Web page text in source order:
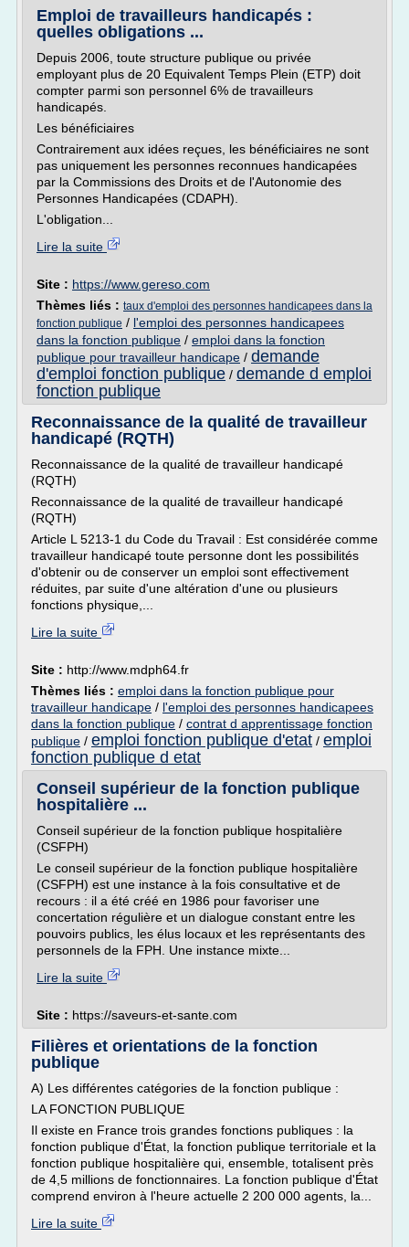
Emploi de travailleurs handicapés :
quelles obligations ...
Depuis 2006, toute structure publique ou privée
employant plus de 20 Equivalent Temps Plein (ETP) doit
compter parmi son personnel 6% de travailleurs
handicapés.
Les bénéficiaires
Contrairement aux idées reçues, les bénéficiaires ne sont
pas uniquement les personnes reconnues handicapées
par la Commissions des Droits et de l'Autonomie des
Personnes Handicapées (CDAPH).
L'obligation...
Lire la suite
Site : https://www.gereso.com
Thèmes liés : taux d'emploi des personnes handicapees dans la
fonction publique / l'emploi des personnes handicapees
dans la fonction publique / emploi dans la fonction
publique pour travailleur handicape / demande
d'emploi fonction publique / demande d emploi
fonction publique
Reconnaissance de la qualité de travailleur
handicapé (RQTH)
Reconnaissance de la qualité de travailleur handicapé
(RQTH)
Reconnaissance de la qualité de travailleur handicapé
(RQTH)
Article L 5213-1 du Code du Travail : Est considérée comme
travailleur handicapé toute personne dont les possibilités
d'obtenir ou de conserver un emploi sont effectivement
réduites, par suite d'une altération d'une ou plusieurs
fonctions physique,...
Lire la suite
Site : http://www.mdph64.fr
Thèmes liés : emploi dans la fonction publique pour
travailleur handicape / l'emploi des personnes handicapees
dans la fonction publique / contrat d apprentissage fonction
publique / emploi fonction publique d'etat / emploi
fonction publique d etat
Conseil supérieur de la fonction publique
hospitalière ...
Conseil supérieur de la fonction publique hospitalière
(CSFPH)
Le conseil supérieur de la fonction publique hospitalière
(CSFPH) est une instance à la fois consultative et de
recours : il a été créé en 1986 pour favoriser une
concertation régulière et un dialogue constant entre les
pouvoirs publics, les élus locaux et les représentants des
personnels de la FPH. Une instance mixte...
Lire la suite
Site : https://saveurs-et-sante.com
Filières et orientations de la fonction
publique
A) Les différentes catégories de la fonction publique :
LA FONCTION PUBLIQUE
Il existe en France trois grandes fonctions publiques : la
fonction publique d'État, la fonction publique territoriale et la
fonction publique hospitalière qui, ensemble, totalisent près
de 4,5 millions de fonctionnaires. La fonction publique d'État
comprend environ à l'heure actuelle 2 200 000 agents, la...
Lire la suite